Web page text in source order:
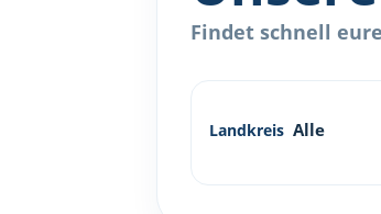
Findet schnell
Landkreis